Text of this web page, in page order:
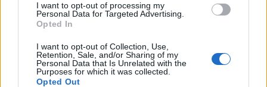
I want to opt-out of processing my
Personal Data for Targeted Advertising.
Opted In
I want to opt-out of Collection, Use,
Retention, Sale, and/or Sharing of my
Personal Data that Is Unrelated with the
Purposes for which it was collected.
Opted Out
ΣΧΕΤΙΚΈΣ ΑΝΑΡΤΉΣΕΙΣ